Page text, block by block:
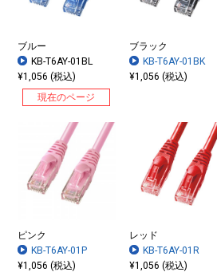
ブルー
KB-T6AY-01BL
¥1,056 (税込)
現在のページ
ブラック
KB-T6AY-01BK
¥1,056 (税込)
ピンク
KB-T6AY-01P
¥1,056 (税込)
レッド
KB-T6AY-01R
¥1,056 (税込)